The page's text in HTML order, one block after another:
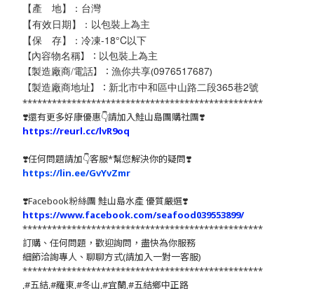
【產 地】：台灣
【有效日期】：以包裝上為主
【保 存】：冷凍-18°C以下
【內容物名稱】： 以包裝上為主
【製造廠商/電話】： 漁你共享(0976517687)
【製造廠商地址】： 新北市中和區中山路二段365巷2號
*************************************************
❣️還有更多好康優惠👇請加入鮭山島團購社團❣️
https://reurl.cc/lvR9oq
❣️任何問題請加👇客服*幫您解決你的疑問❣️
https://lin.ee/GvYvZmr
❣️Facebook粉絲團 鮭山島水產 優質嚴選❣️
https://www.facebook.com/seafood039553899/
*************************************************
訂購、任何問題，歡迎詢問，盡快為你服務
細節洽詢專人、聊聊方式(請加入一對一客服)
*************************************************
,#五結,#羅東,#冬山,#宜蘭,#五結鄉中正路